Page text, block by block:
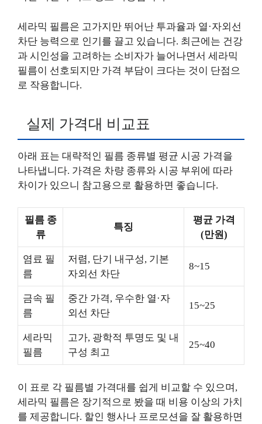
세라믹 필름은 고가지만 뛰어난 투과율과 열·자외선
차단 능력으로 인기를 끌고 있습니다. 최근에는 건강
과 시인성을 고려하는 소비자가 늘어나면서 세라믹
필름이 선호되지만 가격 부담이 크다는 것이 단점으
로 작용합니다.
실제 가격대 비교표
아래 표는 대략적인 필름 종류별 평균 시공 가격을
나타냅니다. 가격은 차량 종류와 시공 부위에 따라
차이가 있으니 참고용으로 활용하면 좋습니다.
필름 종
류
특징
평균 가격
(만원)
염료 필
름
저렴, 단기 내구성, 기본
자외선 차단
8~15
금속 필
름
중간 가격, 우수한 열·자
외선 차단
15~25
세라믹
필름
고가, 광학적 투명도 및 내
구성 최고
25~40
이 표로 각 필름별 가격대를 쉽게 비교할 수 있으며,
세라믹 필름은 장기적으로 봤을 때 비용 이상의 가치
를 제공합니다. 할인 행사나 프로모션을 잘 활용하면